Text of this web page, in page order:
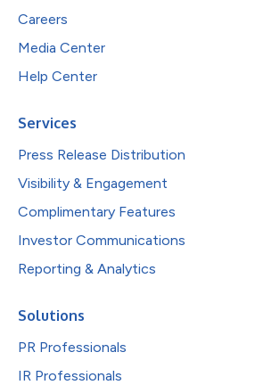
Careers
Media Center
Help Center
Services
Press Release Distribution
Visibility & Engagement
Complimentary Features
Investor Communications
Reporting & Analytics
Solutions
PR Professionals
IR Professionals